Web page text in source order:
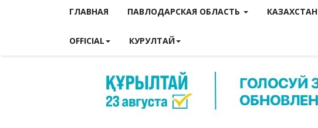
ГЛАВНАЯ ПАВЛОДАРСКАЯ ОБЛАСТЬ КАЗАХСТАН
OFFICIAL КУРУЛТАЙ